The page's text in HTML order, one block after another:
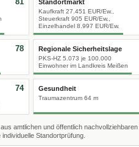
Standortmarkt
Kaufkraft 27.451 EUR/Ew.,
Steuerkraft 905 EUR/Ew.,
Einzelhandel 8.997 EUR/Ew.
78 Regionale Sicherheitslage
PKS-HZ 5.073 je 100.000
Einwohner im Landkreis Meißen
74 Gesundheit
Traumazentrum 64 m
amtlichen und öffentlich nachvollziehbaren
Standortprüfung.